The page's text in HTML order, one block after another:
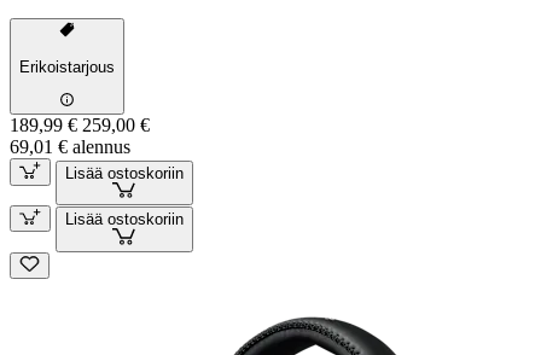
Erikoistarjous
189,99 € 259,00 €
69,01 € alennus
Lisää ostoskoriin
Lisää ostoskoriin